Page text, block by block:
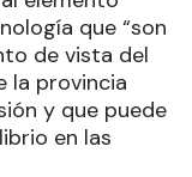
que “son
de vista del
la provincia
y que puede
en las